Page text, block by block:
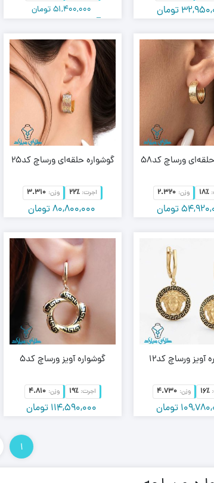
تومان 51,400,000 تومان
–
ورساچ کد58
18٪ وزن: 2.320
تومان
گوشواره حلقه‌ای ورساچ کد25
اجرت: 22٪ وزن: 3.310
80,800,000تومان
آویز ورساچ کد12
16٪ وزن: 4.730
تومان
گوشواره آویز ورساچ کد5
اجرت: 19٪ وزن: 4.810
114,590,000 تومان
1